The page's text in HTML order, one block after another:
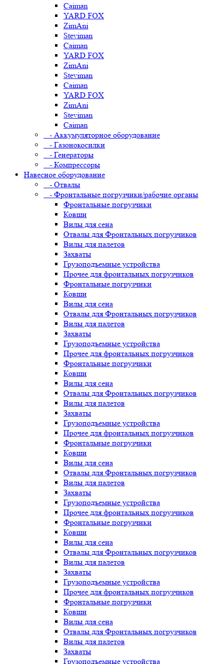
Caiman
YARD FOX
ZimAni
Steviman
Caiman
YARD FOX
ZimAni
Steviman
Caiman
YARD FOX
ZimAni
Steviman
Caiman
- Аккумуляторное оборудование
- Газонокосилки
- Генераторы
- Компрессоры
Навесное оборудование
- Отвалы
- Фронтальные погрузчики/рабочие органы
Фронтальные погрузчики
Ковши
Вилы для сена
Отвалы для Фронтальных погрузчиков
Вилы для палетов
Захваты
Грузоподъемные устройства
Прочее для фронтальных погрузчиков
Фронтальные погрузчики
Ковши
Вилы для сена
Отвалы для Фронтальных погрузчиков
Вилы для палетов
Захваты
Грузоподъемные устройства
Прочее для фронтальных погрузчиков
Фронтальные погрузчики
Ковши
Вилы для сена
Отвалы для Фронтальных погрузчиков
Вилы для палетов
Захваты
Грузоподъемные устройства
Прочее для фронтальных погрузчиков
Фронтальные погрузчики
Ковши
Вилы для сена
Отвалы для Фронтальных погрузчиков
Вилы для палетов
Захваты
Грузоподъемные устройства
Прочее для фронтальных погрузчиков
Фронтальные погрузчики
Ковши
Вилы для сена
Отвалы для Фронтальных погрузчиков
Вилы для палетов
Захваты
Грузоподъемные устройства
Прочее для фронтальных погрузчиков
Фронтальные погрузчики
Ковши
Вилы для сена
Отвалы для Фронтальных погрузчиков
Вилы для палетов
Захваты
Грузоподъемные устройства